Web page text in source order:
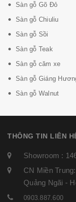
Sàn gỗ Gõ Đỏ
Sàn gỗ Chiuliu
Sàn gỗ Sồi
Sàn gỗ Teak
Sàn gỗ căm xe
Sàn gỗ Giáng
Sàn gỗ Walnut
THÔNG TIN LIÊN
Showroom :
CN Miền
Quảng Ngãi -
0903.887.600